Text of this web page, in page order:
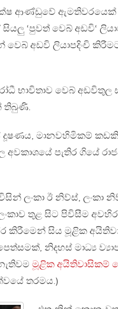
ආණ්ඩුවේ
‘පුවත් වෙබ් අඩවි‘
අඩවි ලියාපදිංචි
භාවිතාව වෙබ් අඩවිතුල
තිබුණි.
මානවහිමිකම්
පැතිර ගියේ
ලංකා ඊ නිව්ස්, ලංකා
තුළ සිට පිවිසීම
කිරීමෙන් සිය මූළික
නිදහස් මාධ්‍ය
මූළික අයිතිවාසිකම්
තරමය.)